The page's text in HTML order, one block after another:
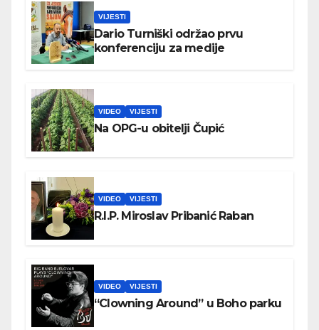
VIJESTI
Dario Turniški održao prvu
konferenciju za medije
VIDEO VIJESTI
Na OPG-u obitelji Čupić
VIDEO VIJESTI
R.I.P. Miroslav Pribanić Raban
VIDEO VIJESTI
“Clowning Around” u Boho parku